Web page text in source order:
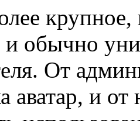
крупное,
и обычно
От
аватар, и от